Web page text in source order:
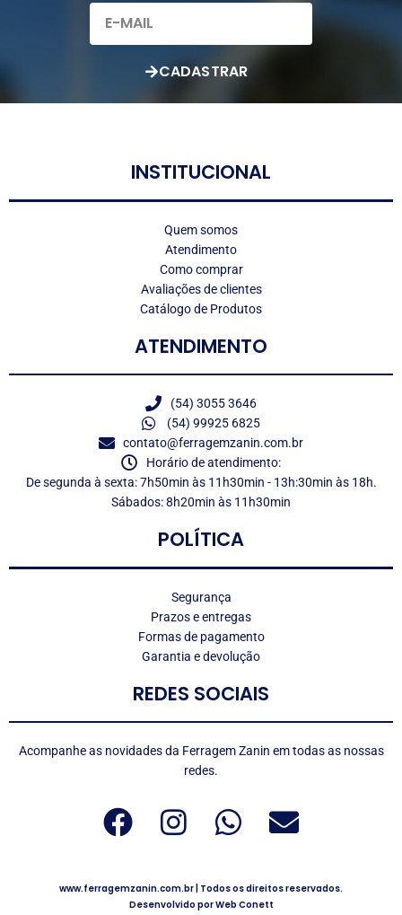
CADASTRAR
INSTITUCIONAL
Quem somos
Atendimento
Como comprar
Avaliações de clientes
Catálogo de Produtos
ATENDIMENTO
(54) 3055 3646
(54) 99925 6825
contato@ferragemzanin.com.br
Horário de atendimento:
De segunda à sexta: 7h50min às 11h30min - 13h:30min às 18h.
Sábados: 8h20min às 11h30min
POLÍTICA
Segurança
Prazos e entregas
Formas de pagamento
Garantia e devolução
REDES SOCIAIS
Acompanhe as novidades da Ferragem Zanin em todas as nossas
redes.
www.ferragemzanin.com.br | Todos os direitos reservados.
Desenvolvido por Web Conett